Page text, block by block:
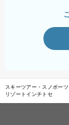
スキーツアー・スノボー
リゾートインチトセ